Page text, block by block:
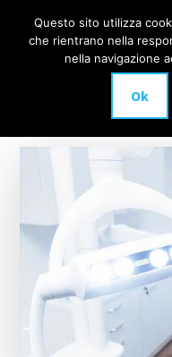
Additional
menu
DENTALE
anche
immediato!
Questo sito utilizza
che rientrano nella
nella navigazione
Ok